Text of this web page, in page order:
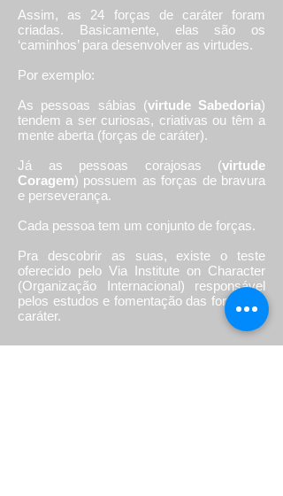
Assim, as 24 forças de caráter foram
criadas. Basicamente, elas são os
‘caminhos’ para desenvolver as virtudes.
Por exemplo:
As pessoas sábias (virtude Sabedoria)
tendem a ser curiosas, criativas ou têm a
mente aberta (forças de caráter).
Já as pessoas corajosas (virtude
Coragem) possuem as forças de bravura
e perseverança.
Cada pessoa tem um conjunto de forças.
Pra descobrir as suas, existe o teste
oferecido pelo Via Institute on Character
(Organização Internacional) responsável
pelos estudos e fomentação das forças de
caráter.